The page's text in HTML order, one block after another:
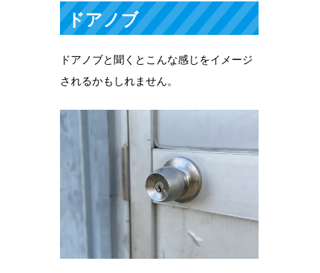
ドアノブ
ドアノブと聞くとこんな感じをイメージ
されるかもしれません。